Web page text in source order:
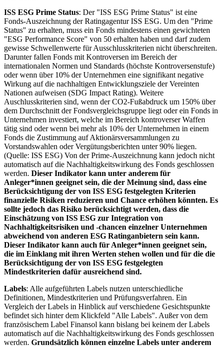
ISS ESG Prime Status: Der "ISS ESG Prime Status" ist eine
Fonds-Auszeichnung der Ratingagentur ISS ESG. Um den "Prime
Status" zu erhalten, muss ein Fonds mindestens einen gewichteten
"ESG Performance Score" von 50 erhalten haben und darf zudem
gewisse Schwellenwerte für Ausschlusskriterien nicht überschreiten.
Darunter fallen Fonds mit Kontroversen im Bereich der
internationalen Normen und Standards (höchste Kontroversenstufe)
oder wenn über 10% der Unternehmen eine signifikant negative
Wirkung auf die nachhaltigen Entwicklungsziele der Vereinten
Nationen aufweisen (SDG Impact Rating). Weitere
Auschlusskriterien sind, wenn der CO2-Fußabdruck um 150% über
dem Durchschnitt der Fondsvergleichsgruppe liegt oder ein Fonds in
Unternehmen investiert, welche im Bereich kontroverser Waffen
tätig sind oder wenn bei mehr als 10% der Unternehmen in einem
Fonds die Zustimmung auf Aktionärsversammlungen zu
Vorstandswahlen oder Vergütungsberichten unter 90% liegen.
(Quelle: ISS ESG) Von der Prime-Auszeichnung kann jedoch nicht
automatisch auf die Nachhaltigkeitswirkung des Fonds geschlossen
werden. Dieser Indikator kann unter anderem für
Anleger*innen geeignet sein, die der Meinung sind, dass eine
Berücksichtigung der von ISS ESG festgelegten Kriterien
finanzielle Risiken reduzieren und Chance erhöhen könnten. Es
sollte jedoch das Risiko berücksichtigt werden, dass die
Einschätzung von ISS ESG zur Integration von
Nachhaltigkeitsrisiken und -chancen einzelner Unternehmen
abweichend von anderen ESG Ratinganbietern sein kann.
Dieser Indikator kann auch für Anleger*innen geeignet sein,
die im Einklang mit ihren Werten stehen wollen und für die die
Berücksichtigung der von ISS ESG festgelegten
Mindestkriterien dafür ausreichend sind.
Labels: Alle aufgeführten Labels nutzen unterschiedliche
Definitionen, Mindestkriterien und Prüfungsverfahren. Ein
Vergleich der Labels in Hinblick auf verschiedene Gesichtspunkte
befindet sich hinter dem Klickfeld "Alle Labels". Außer von dem
französischem Label Finansol kann bislang bei keinem der Labels
automatisch auf die Nachhaltigkeitswirkung des Fonds geschlossen
werden. Grundsätzlich können einzelne Labels unter anderem